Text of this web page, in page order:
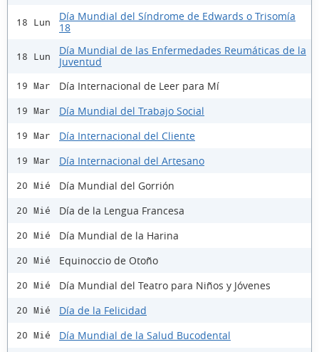
18 Lun
Día Mundial del Síndrome de Edwards o Trisomía
18
18 Lun
Día Mundial de las Enfermedades Reumáticas de la
Juventud
19 Mar Día Internacional de Leer para Mí
19 Mar Día Mundial del Trabajo Social
19 Mar Día Internacional del Cliente
19 Mar Día Internacional del Artesano
20 Mié Día Mundial del Gorrión
20 Mié Día de la Lengua Francesa
20 Mié Día Mundial de la Harina
20 Mié Equinoccio de Otoño
20 Mié Día Mundial del Teatro para Niños y Jóvenes
20 Mié Día de la Felicidad
20 Mié Día Mundial de la Salud Bucodental